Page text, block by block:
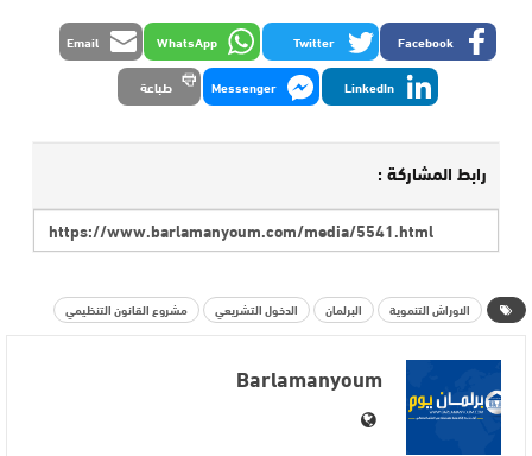
Facebook
Twitter
WhatsApp
Email
LinkedIn
Messenger طباعة
رابط المشاركة :
الاوراش التنموية البرلمان الدخول التشريعي مشروع القانون التنظيمي
Barlamanyoum